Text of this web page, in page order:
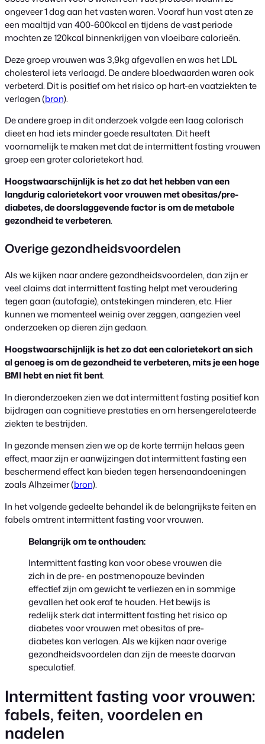
ongeveer 1 dag aan het vasten waren. Vooraf hun vast aten ze
een maaltijd van 400-600kcal en tijdens de vast periode
mochten ze 120kcal binnenkrijgen van vloeibare calorieën.
Deze groep vrouwen was 3,9kg afgevallen en was het LDL
cholesterol iets verlaagd. De andere bloedwaarden waren ook
verbeterd. Dit is positief om het risico op hart-en vaatziekten te
verlagen (bron).
De andere groep in dit onderzoek volgde een laag calorisch
dieet en had iets minder goede resultaten. Dit heeft
voornamelijk te maken met dat de intermittent fasting vrouwen
groep een groter calorietekort had.
Hoogstwaarschijnlijk is het zo dat het hebben van een
langdurig calorietekort voor vrouwen met obesitas/pre-
diabetes, de doorslaggevende factor is om de metabole
gezondheid te verbeteren.
Overige gezondheidsvoordelen
Als we kijken naar andere gezondheidsvoordelen, dan zijn er
veel claims dat intermittent fasting helpt met veroudering
tegen gaan (autofagie), ontstekingen minderen, etc. Hier
kunnen we momenteel weinig over zeggen, aangezien veel
onderzoeken op dieren zijn gedaan.
Hoogstwaarschijnlijk is het zo dat een calorietekort an sich
al genoeg is om de gezondheid te verbeteren, mits je een hoge
BMI hebt en niet fit bent.
In dieronderzoeken zien we dat intermittent fasting positief kan
bijdragen aan cognitieve prestaties en om hersengerelateerde
ziekten te bestrijden.
In gezonde mensen zien we op de korte termijn helaas geen
effect, maar zijn er aanwijzingen dat intermittent fasting een
beschermend effect kan bieden tegen hersenaandoeningen
zoals Alhzeimer (bron).
In het volgende gedeelte behandel ik de belangrijkste feiten en
fabels omtrent intermittent fasting voor vrouwen.
Belangrijk om te onthouden:
Intermittent fasting kan voor obese vrouwen die
zich in de pre- en postmenopauze bevinden
effectief zijn om gewicht te verliezen en in sommige
gevallen het ook eraf te houden. Het bewijs is
redelijk sterk dat intermittent fasting het risico op
diabetes voor vrouwen met obesitas of pre-
diabetes kan verlagen. Als we kijken naar overige
gezondheidsvoordelen dan zijn de meeste daarvan
speculatief.
Intermittent fasting voor vrouwen:
fabels, feiten, voordelen en
nadelen